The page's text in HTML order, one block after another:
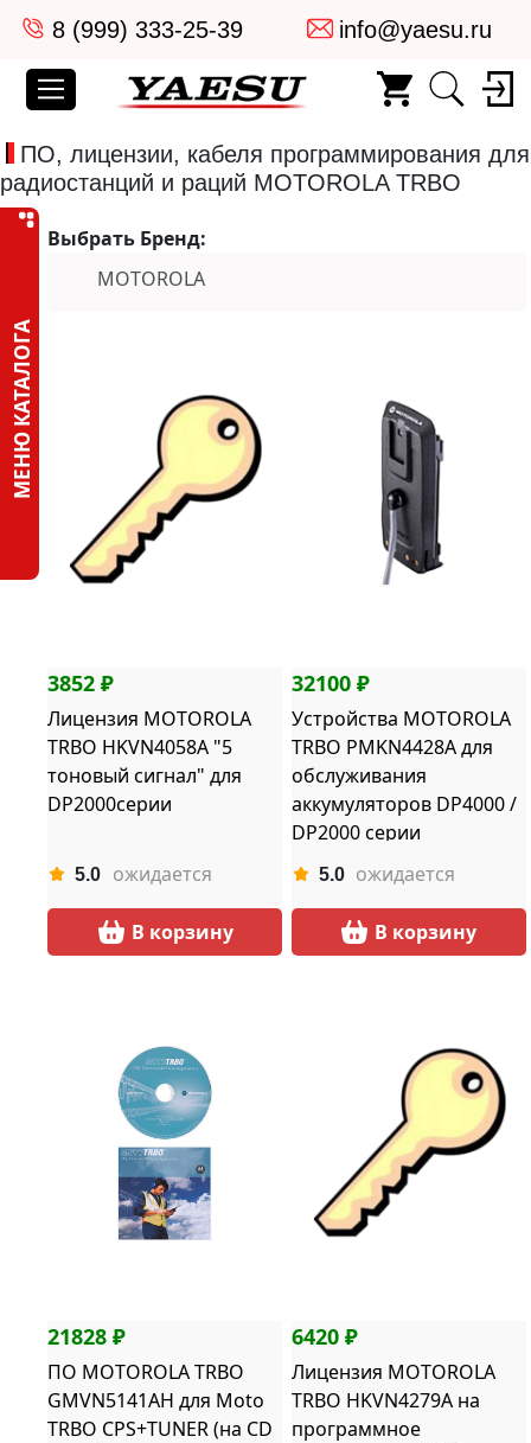
8 (999) 333-25-39 info@yaesu.ru
ПО, лицензии, кабеля программирования для
радиостанций и раций MOTOROLA TRBO
МЕНЮ КАТАЛОГА
Выбрать Бренд:
MOTOROLA
3852 ₽
Лицензия MOTOROLA
TRBO HKVN4058A "5
тоновый сигнал" для
DP2000серии
5.0 ожидается
В корзину
32100 ₽
Устройства MOTOROLA
TRBO PMKN4428A для
обслуживания
аккумуляторов DP4000 /
DP2000 серии
5.0 ожидается
В корзину
21828 ₽
ПО MOTOROLA TRBO
GMVN5141AH для Moto
TRBO CPS+TUNER (на CD
6420 ₽
Лицензия MOTOROLA
TRBO HKVN4279A на
программное